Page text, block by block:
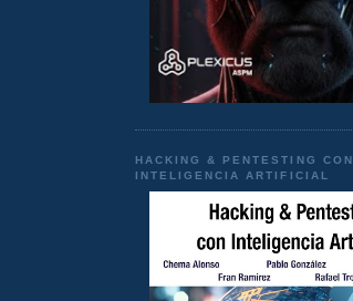
HACKING & PENTESTING CON
INTELIGENCIA ARTIFICIAL